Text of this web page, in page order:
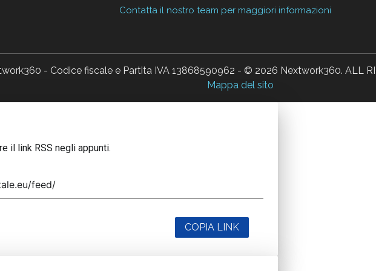
Contatta il nostro team per maggiori informazioni
- Codice fiscale e Partita IVA 13868590962 - © 2026 Nextwork360. ALL
Mappa del sito
il link RSS negli appunti.
COPIA LINK